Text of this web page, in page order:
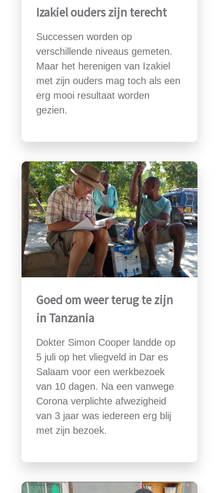
Izakiel ouders zijn terecht
Successen worden op
verschillende niveaus gemeten.
Maar het herenigen van Izakiel
met zijn ouders mag toch als een
erg mooi resultaat worden
gezien.
Goed om weer terug te zijn
in Tanzania
Dokter Simon Cooper landde op
5 juli op het vliegveld in Dar es
Salaam voor een werkbezoek
van 10 dagen. Na een vanwege
Corona verplichte afwezigheid
van 3 jaar was iedereen erg blij
met zijn bezoek.